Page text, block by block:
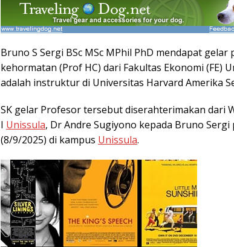
Bruno S Sergi BSc MSc MPhil PhD mendapat
kehormatan (Prof HC) dari Fakultas Ekonomi (FE)
adalah instruktur di Universitas Harvard Amerika
SK gelar Profesor tersebut diserahterimakan dari
I Unissula, Dr Andre Sugiyono kepada Bruno Sergi
(8/9/2025) di kampus Unissula.